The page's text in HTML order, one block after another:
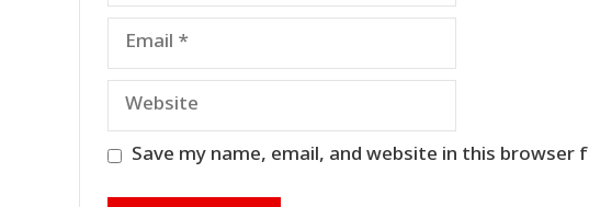
Email
Website
Save my name, email, and website in this